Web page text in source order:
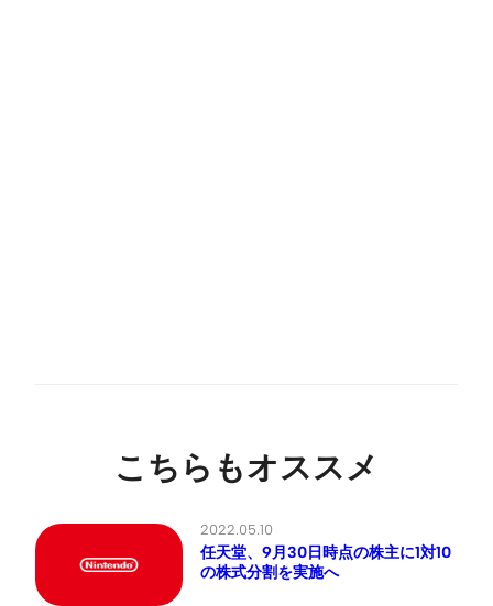
こちらもオススメ
2022.05.10
任天堂、9月30日時点の株主に1対10
の株式分割を実施へ